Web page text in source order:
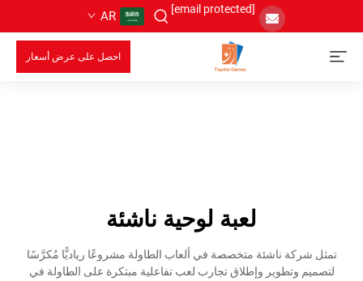
[email protected]
AR
احصل على عرض أسعار
لعبة لوحية ناشئة
تمثل شركة ناشئة متخصصة في ألعاب الطاولة مشروعًا رياديًّا مُكرَّسًا
لتصميم وتطوير وإطلاق تجارب لعب تفاعلية مبتكرة على الطاولة في